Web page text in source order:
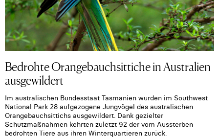
Bedrohte Orangebauchsittiche in Australien
ausgewildert
Im australischen Bundesstaat Tasmanien wurden im Southwest
National Park 28 aufgezogene Jungvögel des australischen
Orangebauchsittichs ausgewildert. Dank gezielter
Schutzmaßnahmen kehrten zuletzt 92 der vom Aussterben
bedrohten Tiere aus ihren Winterquartieren zurück.